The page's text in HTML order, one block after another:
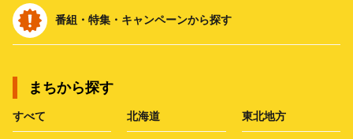
番組・特集・キャンペーンから探す
まちから探す
すべて 北海道 東北地方